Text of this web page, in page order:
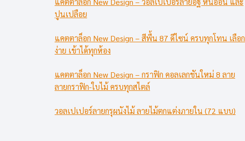
ปูนเปลือย
แคตตาล็อก New Design – สีพื้น 87 ดีไซน์ ครบทุกโทน เลือก
ง่าย เข้าได้ทุกห้อง
แคตตาล็อก New Design – กราฟิก คอลเลกชันใหม่ 8 ลาย
ลายกราฟิก-ใบไม้ ครบทุกสไตล์
วอลเปเปอร์ลายกรุผนังไม้ ลายไม้ตกแต่งภายใน (72 แบบ)